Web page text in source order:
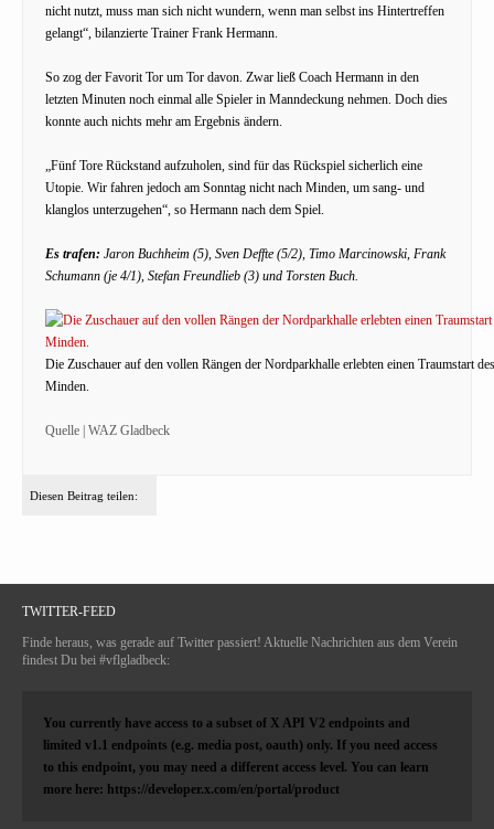
nicht nutzt, muss man sich nicht wundern, wenn man selbst ins Hintertreffen
gelangt“, bilanzierte Trainer Frank Hermann.
So zog der Favorit Tor um Tor davon. Zwar ließ Coach Hermann in den
letzten Minuten noch einmal alle Spieler in Manndeckung nehmen. Doch dies
konnte auch nichts mehr am Ergebnis ändern.
„Fünf Tore Rückstand aufzuholen, sind für das Rückspiel sicherlich eine
Utopie. Wir fahren jedoch am Sonntag nicht nach Minden, um sang- und
klanglos unterzugehen“, so Hermann nach dem Spiel.
Es trafen: Jaron Buchheim (5), Sven Deffte (5/2), Timo Marcinowski, Frank
Schumann (je 4/1), Stefan Freundlieb (3) und Torsten Buch.
Die Zuschauer auf den vollen Rängen der Nordparkhalle erlebten einen Traumstart
Minden.
Quelle | WAZ Gladbeck
Diesen Beitrag teilen:
TWITTER-FEED
Finde heraus, was gerade auf Twitter passiert! Aktuelle Nachrichten aus dem Verein
findest Du bei #vflgladbeck:
You currently have access to a subset of X API V2 endpoints and
limited v1.1 endpoints (e.g. media post, oauth) only. If you need access
to this endpoint, you may need a different access level. You can learn
more here: https://developer.x.com/en/portal/product